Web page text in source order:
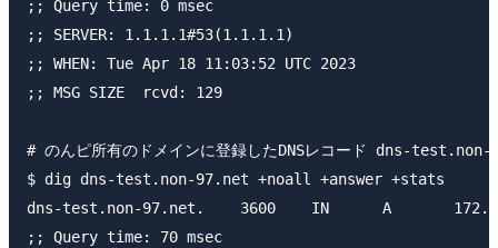
;; Query time: 0 msec
;; SERVER: 1.1.1.1#53(1.1.1.1)
;; WHEN: Tue Apr 18 11:03:52 UTC 2023
;; MSG SIZE  rcvd: 129
# のんピ所有のドメインに登録したDNSレコード dns-
$ dig dns-test.non-97.net +noall +answer +stats
dns-test.non-97.net.	3600	IN	A	172.31.10.89
;; Query time: 70 msec